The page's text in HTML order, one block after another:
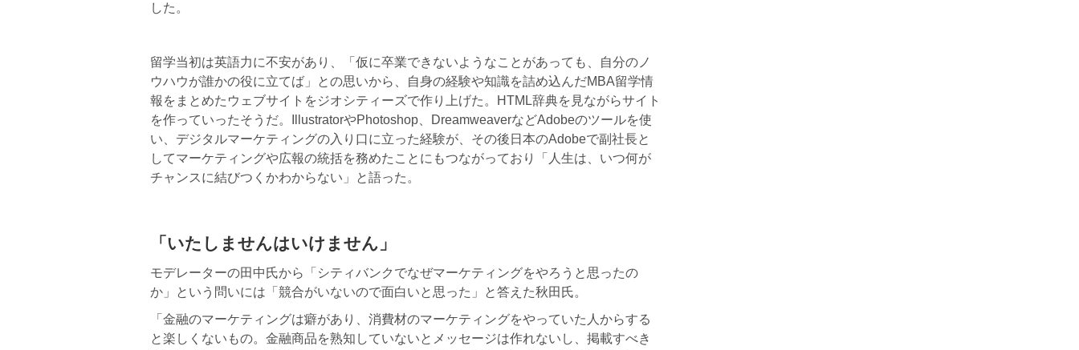
した。
留学当初は英語力に不安があり、「仮に卒業できないようなことがあっても、自分のノ
ウハウが誰かの役に立てば」との思いから、自身の経験や知識を詰め込んだMBA留学情
報をまとめたウェブサイトをジオシティーズで作り上げた。HTML辞典を見ながらサイト
を作っていったそうだ。IllustratorやPhotoshop、DreamweaverなどAdobeのツールを使
い、デジタルマーケティングの入り口に立った経験が、その後日本のAdobeで副社長と
してマーケティングや広報の統括を務めたことにもつながっており「人生は、いつ何が
チャンスに結びつくかわからない」と語った。
「いたしませんはいけません」
モデレーターの田中氏から「シティバンクでなぜマーケティングをやろうと思ったの
か」という問いには「競合がいないので面白いと思った」と答えた秋田氏。
「金融のマーケティングは癖があり、消費材のマーケティングをやっていた人からする
と楽しくないもの。金融商品を熟知していないとメッセージは作れないし、掲載すべき